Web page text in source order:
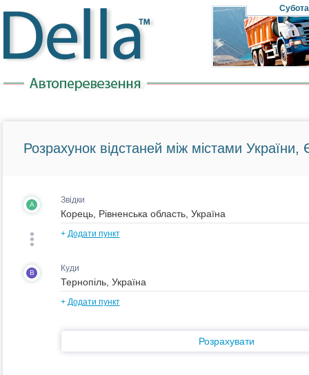
Субота
Розрахунок відстаней між містами України,
A Звідки
+ Додати пункт
B Куди
+ Додати пункт
Розрахувати